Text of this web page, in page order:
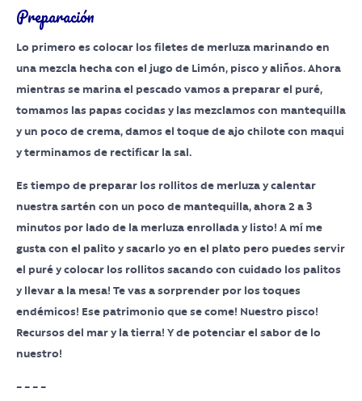
Preparación
Lo primero es colocar los filetes de merluza marinando en
una mezcla hecha con el jugo de Limón, pisco y aliños. Ahora
mientras se marina el pescado vamos a preparar el puré,
tomamos las papas cocidas y las mezclamos con mantequilla
y un poco de crema, damos el toque de ajo chilote con maqui
y terminamos de rectificar la sal.
Es tiempo de preparar los rollitos de merluza y calentar
nuestra sartén con un poco de mantequilla, ahora 2 a 3
minutos por lado de la merluza enrollada y listo! A mí me
gusta con el palito y sacarlo yo en el plato pero puedes servir
el puré y colocar los rollitos sacando con cuidado los palitos
y llevar a la mesa! Te vas a sorprender por los toques
endémicos! Ese patrimonio que se come! Nuestro pisco!
Recursos del mar y la tierra! Y de potenciar el sabor de lo
nuestro!
– – – –